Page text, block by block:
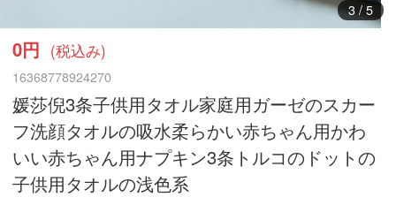
3/ 5
0円 (税込み)
16368778924270
媛莎倪3条子供用タオル家庭用ガーゼのスカー
フ洗顔タオルの吸水柔らかい赤ちゃん用かわ
いい赤ちゃん用ナプキン3条トルコのドットの
子供用タオルの浅色系